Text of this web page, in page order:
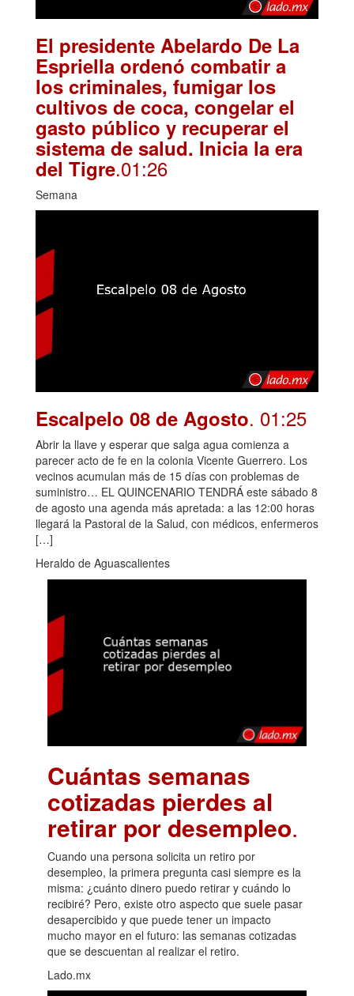
El presidente Abelardo De La
Espriella ordenó combatir a
los criminales, fumigar los
cultivos de coca, congelar el
gasto público y recuperar el
sistema de salud. Inicia la era
del Tigre.01:26
Semana
Escalpelo 08 de Agosto. 01:25
Abrir la llave y esperar que salga agua comienza a
parecer acto de fe en la colonia Vicente Guerrero. Los
vecinos acumulan más de 15 días con problemas de
suministro… EL QUINCENARIO TENDRÁ este sábado 8
de agosto una agenda más apretada: a las 12:00 horas
llegará la Pastoral de la Salud, con médicos, enfermeros
[…]
Heraldo de Aguascalientes
Cuántas semanas
cotizadas pierdes al
retirar por desempleo.
Cuando una persona solicita un retiro por
desempleo, la primera pregunta casi siempre es la
misma: ¿cuánto dinero puedo retirar y cuándo lo
recibiré? Pero, existe otro aspecto que suele pasar
desapercibido y que puede tener un impacto
mucho mayor en el futuro: las semanas cotizadas
que se descuentan al realizar el retiro.
Lado.mx